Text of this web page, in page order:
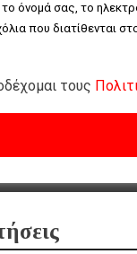
όνομά σας, το
που διατίθενται
τους